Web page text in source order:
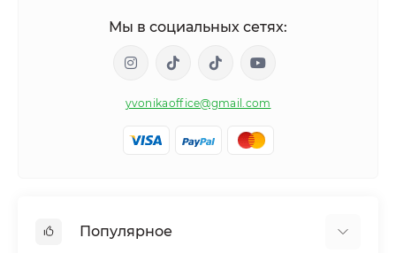
Мы в социальных сетях:
yvonikaoffice@gmail.com
Популярное